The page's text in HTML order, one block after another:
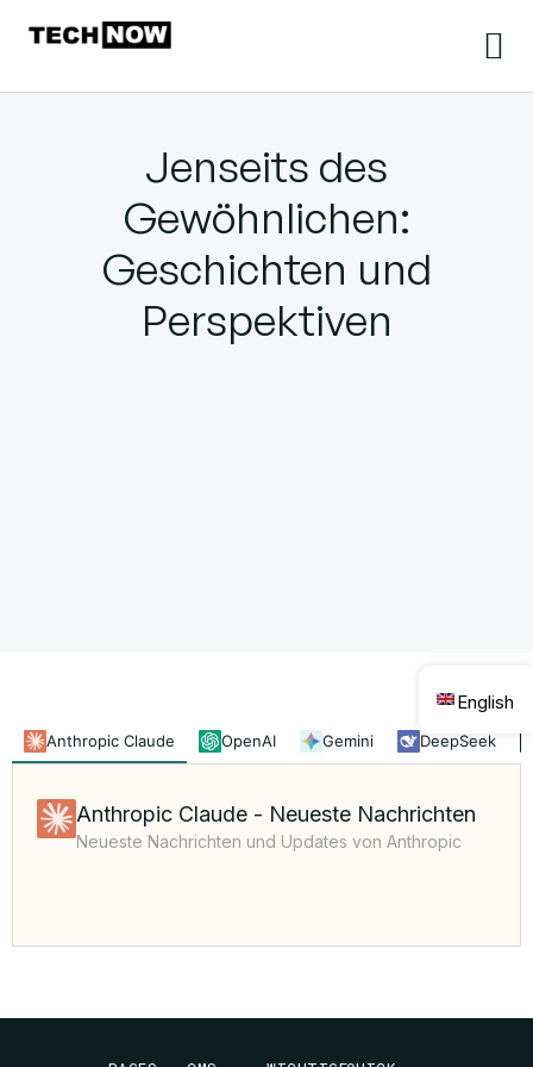
Jenseits des
Gewöhnlichen:
Geschichten und
Perspektiven
Anthropic Claude OpenAI Gemini DeepSeek
Anthropic Claude - Neueste Nachrichten
Neueste Nachrichten und Updates von Anthropic
English